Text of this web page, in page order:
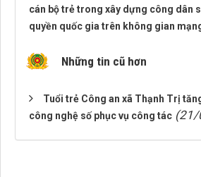
cán bộ trẻ trong xây dựng công dân
quyền quốc gia trên không gian
Những tin cũ hơn
Tuổi trẻ Công an xã Thạnh Trị
công nghệ số phục vụ công tác